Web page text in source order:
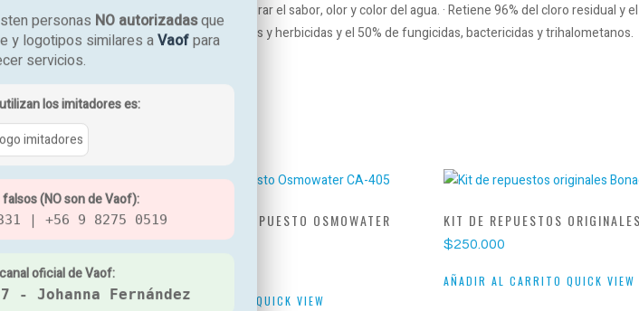
y el 98% de turbiedad. Ayuda a mejorar el sabor, olor y color del agua. · Retiene 96% del cloro residual y
(trazas), el 85% de insecticidas y herbicidas y el 50% de fungicidas, bactericidas y trihalometanos.
ROC-188
KIT DE FILTROS RESPUESTO OSMOWATER
CA-405
AÑADIR AL CARRITO QUICK VIEW
KIT DE REPUESTOS
$250.000
AÑADIR AL CARRITO QUICK VIEW
personas NO autorizadasque
y logotipos similares aVaofpara
servicios.
los imitadores es:
(NO son de Vaof):
| +56 9 8275 0519
oficial de Vaof:
- Johanna Fernández